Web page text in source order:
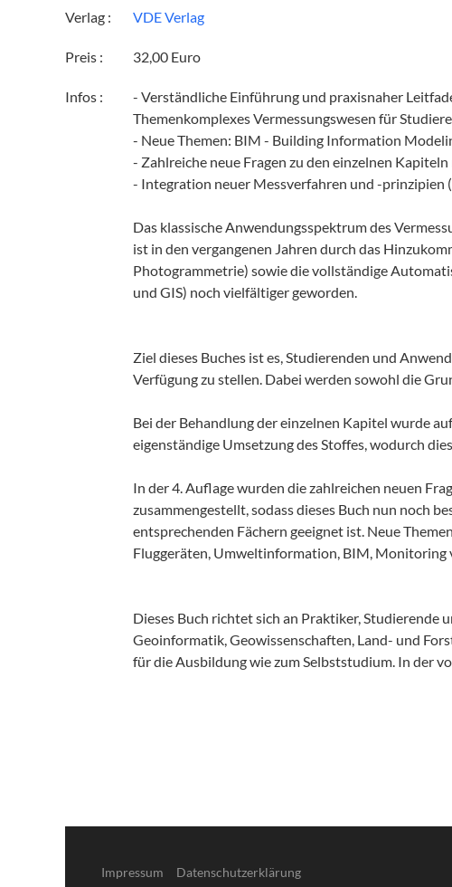
Verlag : VDE Verlag
Preis : 32,00 Euro
Infos :
- Verständliche Einführung und praxisnaher
Themenkomplexes Vermessungswesen für
- Neue Themen: BIM - Building Information
- Zahlreiche neue Fragen zu den einzelnen
- Integration neuer Messverfahren und -prinzipien
Das klassische Anwendungsspektrum des
ist in den vergangenen Jahren durch das
Photogrammetrie) sowie die vollständige
und GIS) noch vielfältiger geworden.
Ziel dieses Buches ist es, Studierenden und
Verfügung zu stellen. Dabei werden sowohl die
Bei der Behandlung der einzelnen Kapitel wurde
eigenständige Umsetzung des Stoffes, wodurch
In der 4. Auflage wurden die zahlreichen neuen
zusammengestellt, sodass dieses Buch nun noch
entsprechenden Fächern geeignet ist. Neue
Fluggeräten, Umweltinformation, BIM, Monitoring
Dieses Buch richtet sich an Praktiker, Studierende
Geoinformatik, Geowissenschaften, Land- und
für die Ausbildung wie zum Selbststudium. In der
Impressum Datenschutzerklärung